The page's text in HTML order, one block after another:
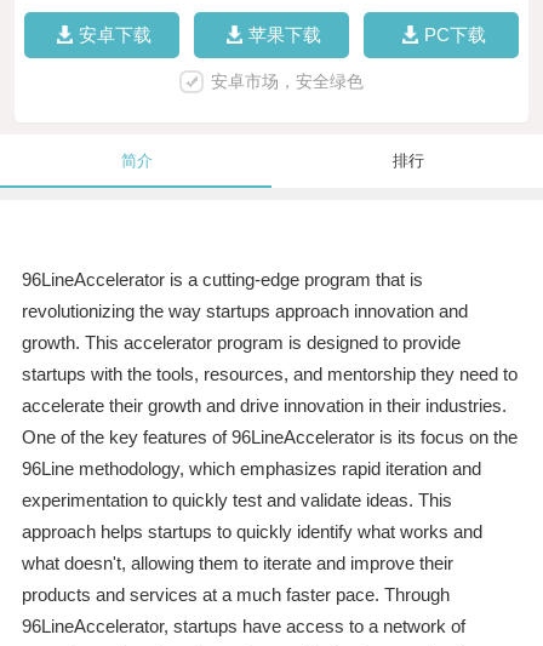
安卓下载 苹果下载 PC下载
安卓市场，安全绿色
简介 排行
96LineAccelerator is a cutting-edge program that is
revolutionizing the way startups approach innovation and
growth. This accelerator program is designed to provide
startups with the tools, resources, and mentorship they need to
accelerate their growth and drive innovation in their industries.
One of the key features of 96LineAccelerator is its focus on the
96Line methodology, which emphasizes rapid iteration and
experimentation to quickly test and validate ideas. This
approach helps startups to quickly identify what works and
what doesn't, allowing them to iterate and improve their
products and services at a much faster pace. Through
96LineAccelerator, startups have access to a network of